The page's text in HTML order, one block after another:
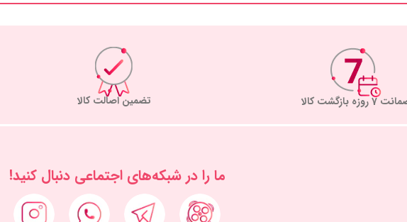
7 روزه بازگشت کالا تضمین اصالت کالا
ما را در شبكه‌های اجتماعی دنبال کنید!